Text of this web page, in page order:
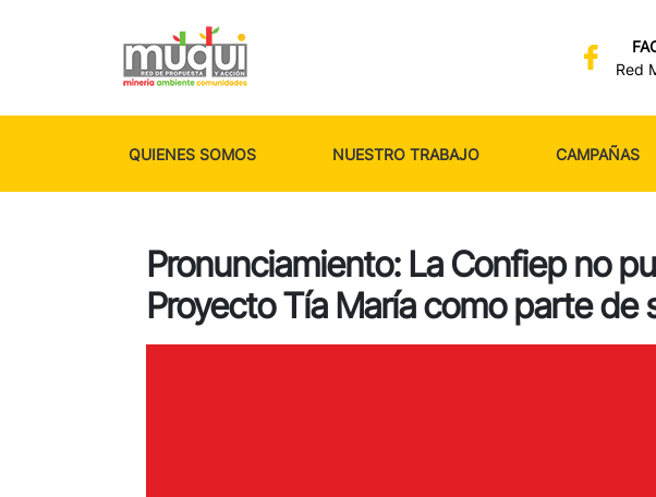
Red
QUIENES SOMOS NUESTRO TRABAJO CAMPAÑAS
Pronunciamiento: La Confiep no
Proyecto Tía María como parte de